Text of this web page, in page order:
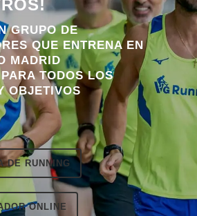
GRUPO DE
QUE ENTRENA EN
MADRID
TODOS LOS
OBJETIVOS
DE RUNNING
ONLINE